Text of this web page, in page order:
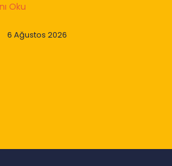
Oku
6 Ağustos 2026